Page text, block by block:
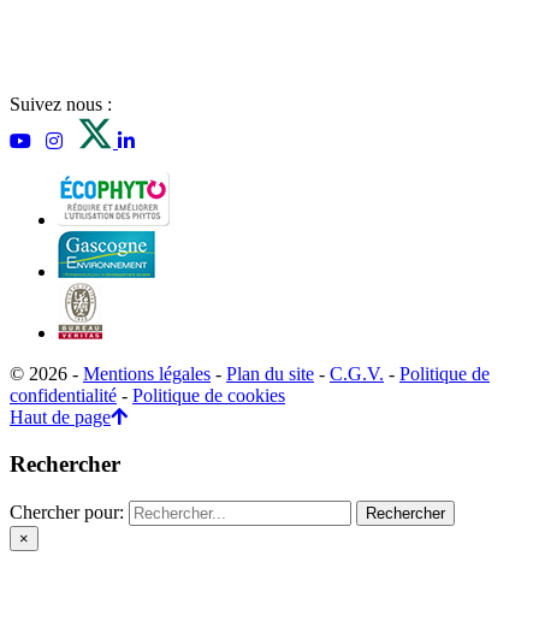
Suivez nous :
© 2026 - Mentions légales - Plan du site - C.G.V. - Politique de
confidentialité - Politique de cookies
Haut de page
Rechercher
Chercher pour:
×